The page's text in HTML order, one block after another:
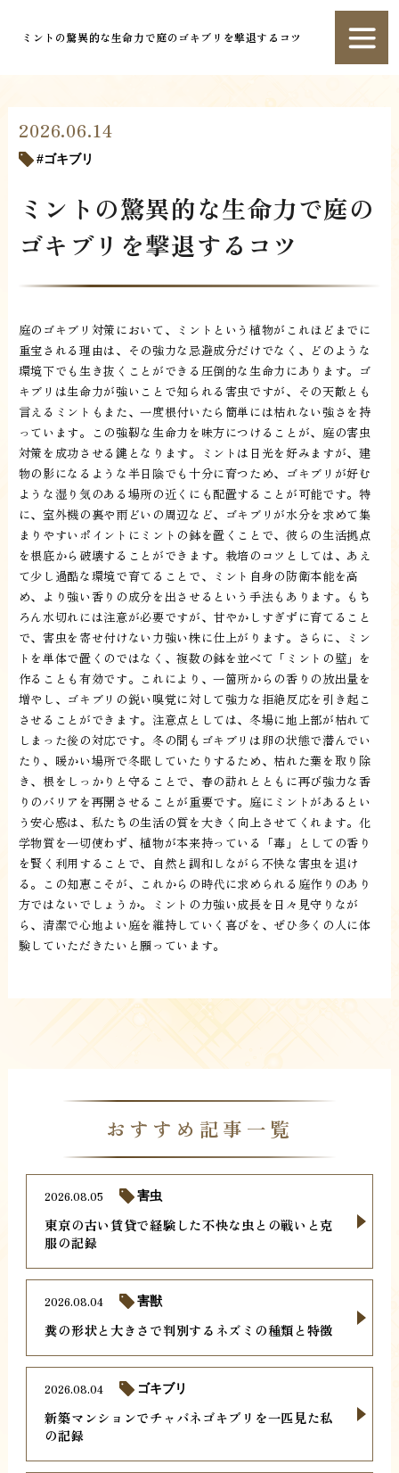
ミントの驚異的な生命力で庭のゴキブリを撃退するコツ
2026.06.14
ゴキブリ
ミントの驚異的な生命力で庭の
ゴキブリを撃退するコツ
庭のゴキブリ対策において、ミントという植物がこれほどまでに
重宝される理由は、その強力な忌避成分だけでなく、どのような
環境下でも生き抜くことができる圧倒的な生命力にあります。ゴ
キブリは生命力が強いことで知られる害虫ですが、その天敵とも
言えるミントもまた、一度根付いたら簡単には枯れない強さを持
っています。この強靭な生命力を味方につけることが、庭の害虫
対策を成功させる鍵となります。ミントは日光を好みますが、建
物の影になるような半日陰でも十分に育つため、ゴキブリが好む
ような湿り気のある場所の近くにも配置することが可能です。特
に、室外機の裏や雨どいの周辺など、ゴキブリが水分を求めて集
まりやすいポイントにミントの鉢を置くことで、彼らの生活拠点
を根底から破壊することができます。栽培のコツとしては、あえ
て少し過酷な環境で育てることで、ミント自身の防衛本能を高
め、より強い香りの成分を出させるという手法もあります。もち
ろん水切れには注意が必要ですが、甘やかしすぎずに育てること
で、害虫を寄せ付けない力強い株に仕上がります。さらに、ミン
トを単体で置くのではなく、複数の鉢を並べて「ミントの壁」を
作ることも有効です。これにより、一箇所からの香りの放出量を
増やし、ゴキブリの鋭い嗅覚に対して強力な拒絶反応を引き起こ
させることができます。注意点としては、冬場に地上部が枯れて
しまった後の対応です。冬の間もゴキブリは卵の状態で潜んでい
たり、暖かい場所で冬眠していたりするため、枯れた葉を取り除
き、根をしっかりと守ることで、春の訪れとともに再び強力な香
りのバリアを再開させることが重要です。庭にミントがあるとい
う安心感は、私たちの生活の質を大きく向上させてくれます。化
学物質を一切使わず、植物が本来持っている「毒」としての香り
を賢く利用することで、自然と調和しながら不快な害虫を退け
る。この知恵こそが、これからの時代に求められる庭作りのあり
方ではないでしょうか。ミントの力強い成長を日々見守りなが
ら、清潔で心地よい庭を維持していく喜びを、ぜひ多くの人に体
験していただきたいと願っています。
おすすめ記事一覧
東京の古い賃貸で経験した不快な虫との戦いと克
服の記録
2026.08.05 害虫
糞の形状と大きさで判別するネズミの種類と特徴
2026.08.04 害獣
新築マンションでチャバネゴキブリを一匹見た私
の記録
2026.08.04 ゴキブリ